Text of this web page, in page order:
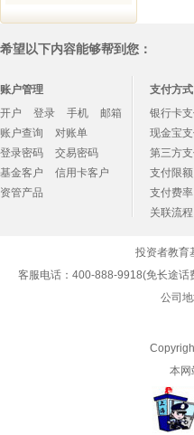
希望以下内容能够帮到您：
账户管理
开户
登录 手机
邮箱
账户查询
对账单
登录密码
交易密码
基金客户
信用卡客户
资管产品
支付方式
银行卡
现金宝
第三方
支付限额
支付费率
关联流程
投资者教育
客服电话：400-888-9918(免长途话
公司
本网